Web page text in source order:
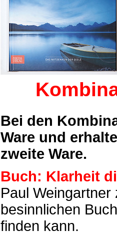
Bei den
Ware und
zweite Ware.
Buch: Klarheit
Paul
besinnlichen
finden kann.